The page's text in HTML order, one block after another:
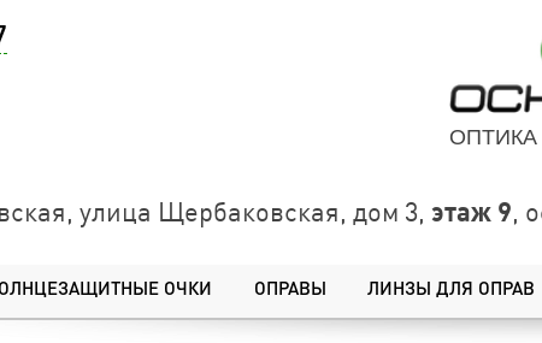
улица Щербаковская, дом 3, этаж 9,
ОЧКИ ОПРАВЫ ЛИНЗЫ ДЛЯ ОПРАВ